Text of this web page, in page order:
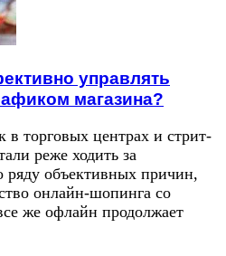
управлять
магазина?
в торговых центрах и стрит-
реже ходить за
объективных причин,
онлайн-шопинга со
же офлайн продолжает